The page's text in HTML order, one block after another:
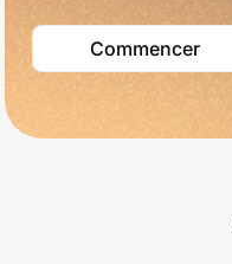
Commencer